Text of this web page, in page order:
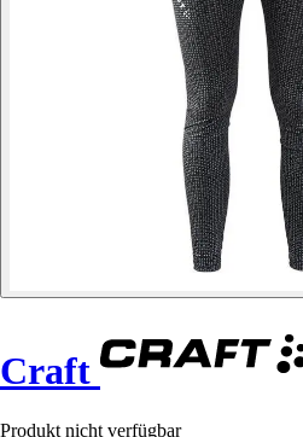
Craft
Produkt nicht verfügbar